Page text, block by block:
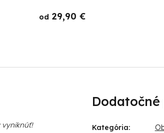
od 29,90 €
Kategória: